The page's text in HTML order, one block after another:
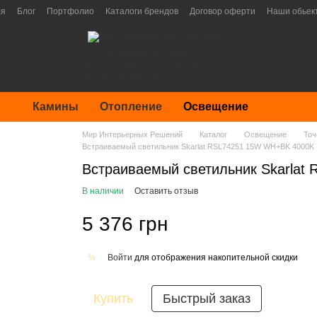
Блог Портфолио Каталоги брендов Договор оферти Наши
Камины Отопление Освещение
Мир Интерьерных Решений Каталог Освещение
Встраиваемый светильник Skarlat RSL74251 15W WH+BK 4000K
Встраиваемый светильник Skarlat
В наличии Оставить отзыв
5 376 грн
% Войти для отображения накопительной скидки
Купить Быстрый заказ